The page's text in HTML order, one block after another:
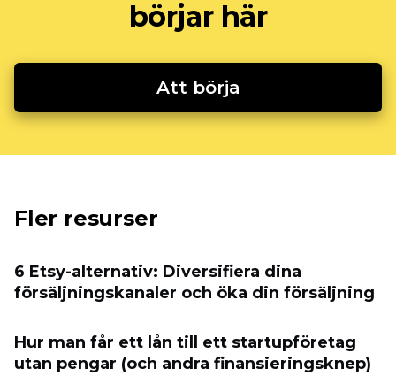
börjar här
Att börja
Fler resurser
6 Etsy-alternativ: Diversifiera dina
försäljningskanaler och öka din försäljning
Hur man får ett lån till ett startupföretag
utan pengar (och andra finansieringsknep)